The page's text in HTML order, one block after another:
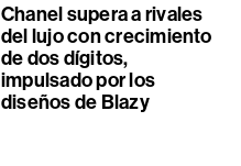
Chanel supera a rivales
del lujo con crecimiento
de dos dígitos,
impulsado por los
diseños de Blazy